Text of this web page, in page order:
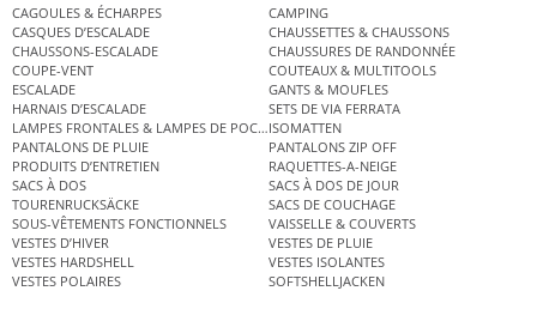
CAGOULES & ÉCHARPES
CAMPING
CASQUES D’ESCALADE
CHAUSSETTES & CHAUSSONS
CHAUSSONS-ESCALADE
CHAUSSURES DE RANDONNÉE
COUPE-VENT
COUTEAUX & MULTITOOLS
ESCALADE
GANTS & MOUFLES
HARNAIS D’ESCALADE
SETS DE VIA FERRATA
LAMPES FRONTALES & LAMPES DE POCHEISOMATTEN
PANTALONS DE PLUIE
PANTALONS ZIP OFF
PRODUITS D’ENTRETIEN
RAQUETTES-A-NEIGE
SACS À DOS
SACS À DOS DE JOUR
TOURENRUCKSÄCKE
SACS DE COUCHAGE
SOUS-VÊTEMENTS FONCTIONNELS
VAISSELLE & COUVERTS
VESTES D’HIVER
VESTES DE PLUIE
VESTES HARDSHELL
VESTES ISOLANTES
VESTES POLAIRES
SOFTSHELLJACKEN